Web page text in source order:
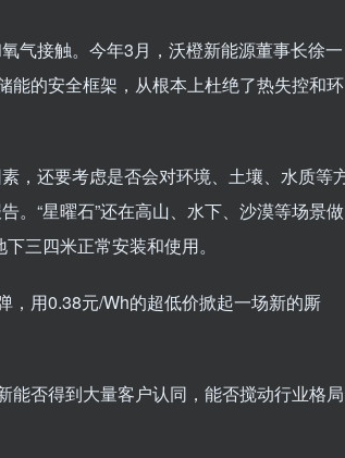
气接触。今年3月，沃橙新能源董事长徐一
能的安全框架，从根本上杜绝了热失控和环
，还要考虑是否会对环境、土壤、水质等
。“星曜石”还在高山、水下、沙漠等场景做
三四米正常安装和使用。
，用0.38元/Wh的超低价掀起一场新的厮
能否得到大量客户认同，能否搅动行业格局